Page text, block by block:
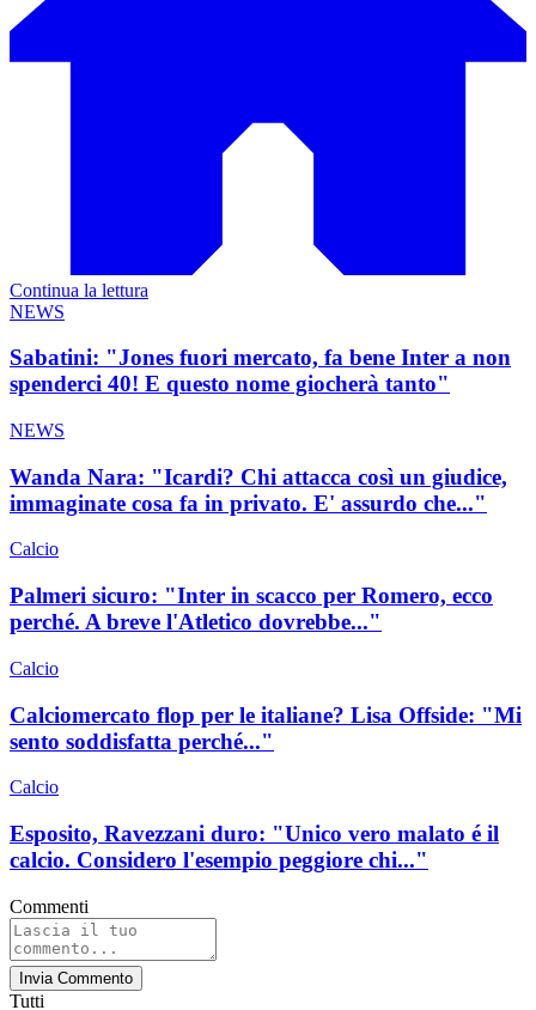
Continua la lettura
NEWS
Sabatini: "Jones fuori mercato, fa bene Inter a non
spenderci 40! E questo nome giocherà tanto"
NEWS
Wanda Nara: "Icardi? Chi attacca così un giudice,
immaginate cosa fa in privato. E' assurdo che..."
Calcio
Palmeri sicuro: "Inter in scacco per Romero, ecco
perché. A breve l'Atletico dovrebbe..."
Calcio
Calciomercato flop per le italiane? Lisa Offside: "Mi
sento soddisfatta perché..."
Calcio
Esposito, Ravezzani duro: "Unico vero malato é il
calcio. Considero l'esempio peggiore chi..."
Commenti
Invia Commento
Tutti